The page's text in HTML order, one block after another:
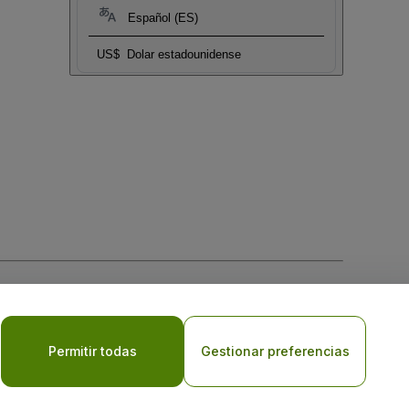
Español (ES)
US$ Dolar estadounidense
laPolítica de Privacidad para Móviles
Permitir todas Gestionar preferencias